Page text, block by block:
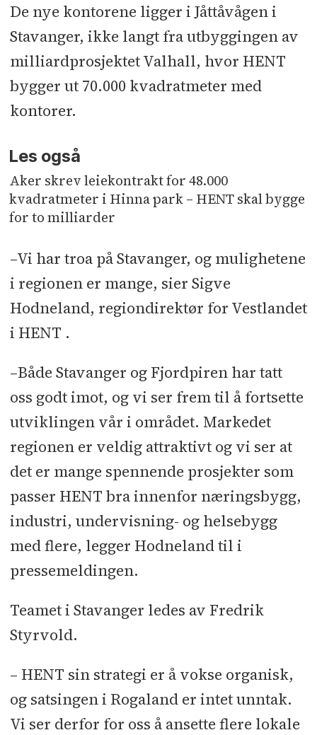
De nye kontorene ligger i Jåttåvågen i
Stavanger, ikke langt fra utbyggingen av
milliardprosjektet Valhall, hvor HENT
bygger ut 70.000 kvadratmeter med
kontorer.
Les også
Aker skrev leiekontrakt for 48.000
kvadratmeter i Hinna park – HENT skal bygge
for to milliarder
–Vi har troa på Stavanger, og mulighetene
i regionen er mange, sier Sigve
Hodneland, regiondirektør for Vestlandet
i HENT .
–Både Stavanger og Fjordpiren har tatt
oss godt imot, og vi ser frem til å fortsette
utviklingen vår i området. Markedet
regionen er veldig attraktivt og vi ser at
det er mange spennende prosjekter som
passer HENT bra innenfor næringsbygg,
industri, undervisning- og helsebygg
med flere, legger Hodneland til i
pressemeldingen.
Teamet i Stavanger ledes av Fredrik
Styrvold.
– HENT sin strategi er å vokse organisk,
og satsingen i Rogaland er intet unntak.
Vi ser derfor for oss å ansette flere lokale